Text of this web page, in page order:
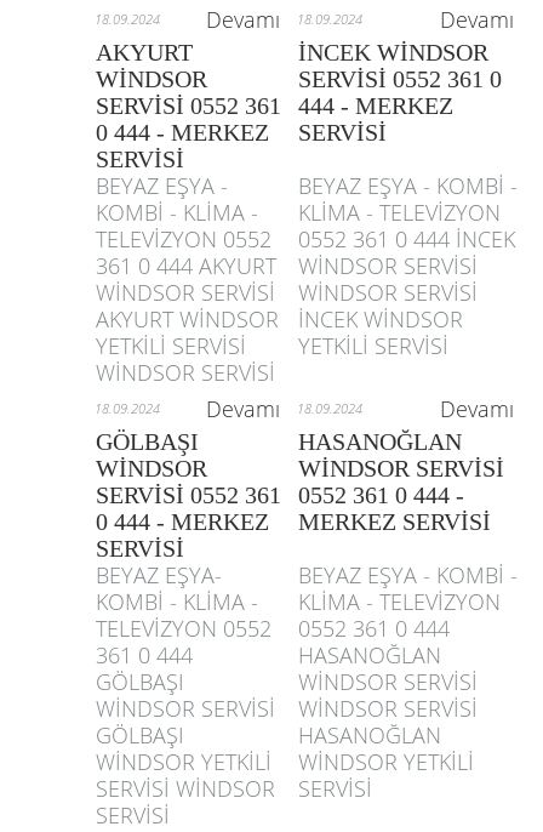
18.09.2024 Devamı 18.09.2024 Devamı
AKYURT
WİNDSOR
SERVİSİ 0552 361
0 444 - MERKEZ
SERVİSİ
İNCEK WİNDSOR
SERVİSİ 0552 361 0
444 - MERKEZ
SERVİSİ
BEYAZ EŞYA -
KOMBİ - KLİMA -
TELEVİZYON 0552
361 0 444 AKYURT
WİNDSOR SERVİSİ
AKYURT WİNDSOR
YETKİLİ SERVİSİ
WİNDSOR SERVİSİ
BEYAZ EŞYA - KOMBİ -
KLİMA - TELEVİZYON
0552 361 0 444 İNCEK
WİNDSOR SERVİSİ
WİNDSOR SERVİSİ
İNCEK WİNDSOR
YETKİLİ SERVİSİ
18.09.2024 Devamı 18.09.2024 Devamı
GÖLBAŞI
WİNDSOR
SERVİSİ 0552 361
0 444 - MERKEZ
SERVİSİ
HASANOĞLAN
WİNDSOR SERVİSİ
0552 361 0 444 -
MERKEZ SERVİSİ
BEYAZ EŞYA-
KOMBİ - KLİMA -
TELEVİZYON 0552
361 0 444
GÖLBAŞI
WİNDSOR SERVİSİ
GÖLBAŞI
WİNDSOR YETKİLİ
SERVİSİ WİNDSOR
SERVİSİ
BEYAZ EŞYA - KOMBİ -
KLİMA - TELEVİZYON
0552 361 0 444
HASANOĞLAN
WİNDSOR SERVİSİ
WİNDSOR SERVİSİ
HASANOĞLAN
WİNDSOR YETKİLİ
SERVİSİ